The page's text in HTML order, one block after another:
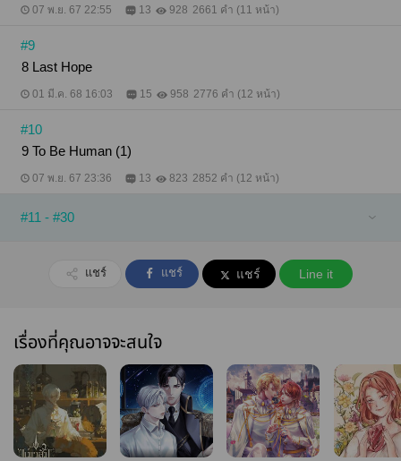
07 พ.ย. 67 22:55 13 928 2661 คำ (11 หน้า)
#9
8 Last Hope
01 มี.ค. 68 16:03 15 958 2776 คำ (12 หน้า)
#10
9 To Be Human (1)
07 พ.ย. 67 23:36 13 823 2852 คำ (12 หน้า)
#11 - #30
แชร์ แชร์ แชร์ Line it
เรื่องที่คุณอาจจะสนใจ